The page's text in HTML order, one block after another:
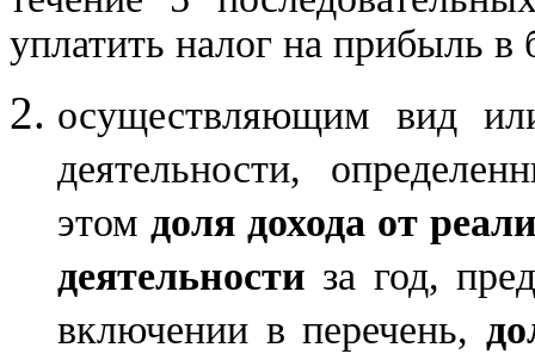
уплатить налог на прибыль в
осуществляющим вид
деятельности,
этом доля дохода от
деятельности за год,
включении в перечень,